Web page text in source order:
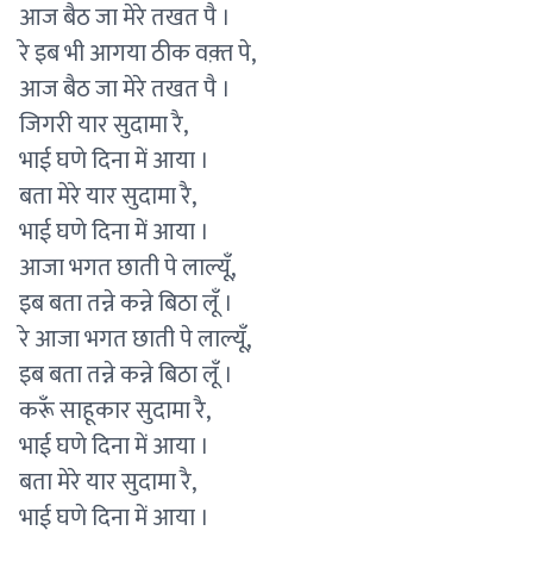
आज बैठ जा मेरे तखत पै ।
रे इब भी आगया ठीक वक़्त पे,
आज बैठ जा मेरे तखत पै ।
जिगरी यार सुदामा रै,
भाई घणे दिना में आया ।
बता मेरे यार सुदामा रै,
भाई घणे दिना में आया ।
आजा भगत छाती पे लाल्यूँ,
इब बता तन्ने कन्ने बिठा लूँ ।
रे आजा भगत छाती पे लाल्यूँ,
इब बता तन्ने कन्ने बिठा लूँ ।
करूँ साहूकार सुदामा रै,
भाई घणे दिना में आया ।
बता मेरे यार सुदामा रै,
भाई घणे दिना में आया ।